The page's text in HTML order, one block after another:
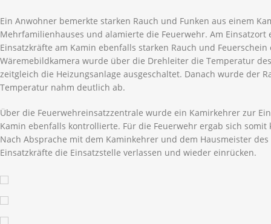
Ein Anwohner bemerkte starken Rauch und Funken aus einem
Mehrfamilienhauses und alamierte die Feuerwehr. Am
Einsatzkräfte am Kamin ebenfalls starken Rauch und
Wäremebildkamera wurde über die Drehleiter die Temperatur
zeitgleich die Heizungsanlage ausgeschaltet. Danach wurde der
Temperatur nahm deutlich ab.
Über die Feuerwehreinsatzzentrale wurde ein Kamirkehrer zur
Kamin ebenfalls kontrollierte. Für die Feuerwehr ergab sich somit
Nach Absprache mit dem Kaminkehrer und dem Hausmeister
Einsatzkräfte die Einsatzstelle verlassen und wieder einrücken.